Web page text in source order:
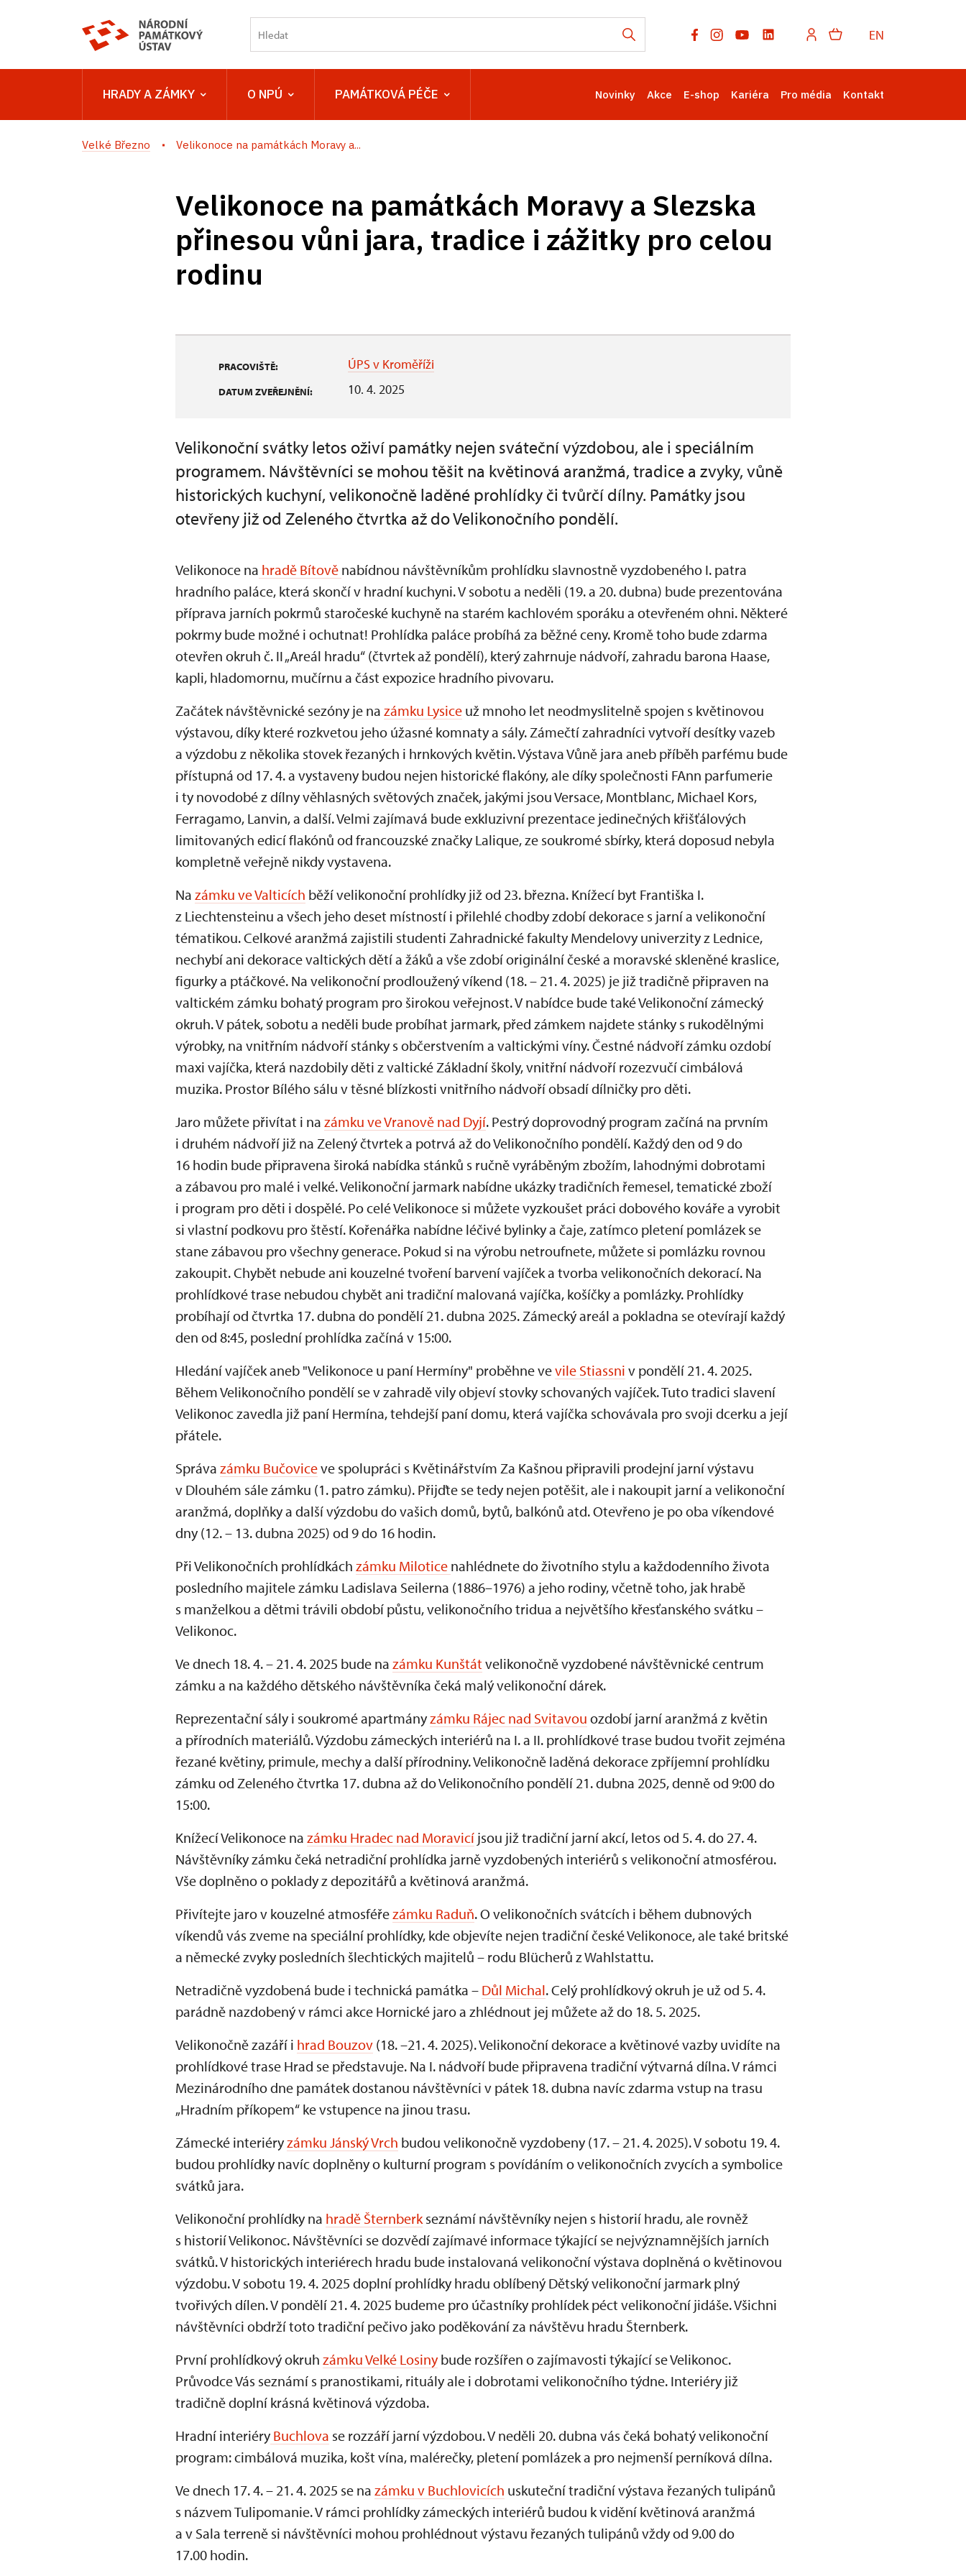
EN
HRADY A ZÁMKY O NPÚ PAMÁTKOVÁ PÉČE Novinky Akce E-shop Kariéra Pro média Kontakt
Velké Březno Velikonoce na památkách Moravy a...
Velikonoce na památkách Moravy a Slezska
přinesou vůni jara, tradice i zážitky pro celou
rodinu
PRACOVIŠTĚ: ÚPS v Kroměříži
DATUM ZVEŘEJNĚNÍ: 10. 4. 2025
Velikonoční svátky letos oživí památky nejen sváteční výzdobou, ale i speciálním
programem. Návštěvníci se mohou těšit na květinová aranžmá, tradice a zvyky, vůně
historických kuchyní, velikonočně laděné prohlídky či tvůrčí dílny. Památky jsou
otevřeny již od Zeleného čtvrtka až do Velikonočního pondělí.
Velikonoce na hradě Bítově nabídnou návštěvníkům prohlídku slavnostně vyzdobeného I. patra
hradního paláce, která skončí v hradní kuchyni. V sobotu a neděli (19. a 20. dubna) bude prezentována
příprava jarních pokrmů staročeské kuchyně na starém kachlovém sporáku a otevřeném ohni. Některé
pokrmy bude možné i ochutnat! Prohlídka paláce probíhá za běžné ceny. Kromě toho bude zdarma
otevřen okruh č. II „Areál hradu“ (čtvrtek až pondělí), který zahrnuje nádvoří, zahradu barona Haase,
kapli, hladomornu, mučírnu a část expozice hradního pivovaru.
Začátek návštěvnické sezóny je na zámku Lysice už mnoho let neodmyslitelně spojen s květinovou
výstavou, díky které rozkvetou jeho úžasné komnaty a sály. Zámečtí zahradníci vytvoří desítky vazeb
a výzdobu z několika stovek řezaných i hrnkových květin. Výstava Vůně jara aneb příběh parfému bude
přístupná od 17. 4. a vystaveny budou nejen historické flakóny, ale díky společnosti FAnn parfumerie
i ty novodobé z dílny věhlasných světových značek, jakými jsou Versace, Montblanc, Michael Kors,
Ferragamo, Lanvin, a další. Velmi zajímavá bude exkluzivní prezentace jedinečných křišťálových
limitovaných edicí flakónů od francouzské značky Lalique, ze soukromé sbírky, která doposud nebyla
kompletně veřejně nikdy vystavena.
Na zámku ve Valticích běží velikonoční prohlídky již od 23. března. Knížecí byt Františka I.
z Liechtensteinu a všech jeho deset místností i přilehlé chodby zdobí dekorace s jarní a velikonoční
tématikou. Celkové aranžmá zajistili studenti Zahradnické fakulty Mendelovy univerzity z Lednice,
nechybí ani dekorace valtických dětí a žáků a vše zdobí originální české a moravské skleněné kraslice,
figurky a ptáčkové. Na velikonoční prodloužený víkend (18. – 21. 4. 2025) je již tradičně připraven na
valtickém zámku bohatý program pro širokou veřejnost. V nabídce bude také Velikonoční zámecký
okruh. V pátek, sobotu a neděli bude probíhat jarmark, před zámkem najdete stánky s rukodělnými
výrobky, na vnitřním nádvoří stánky s občerstvením a valtickými víny. Čestné nádvoří zámku ozdobí
maxi vajíčka, která nazdobily děti z valtické Základní školy, vnitřní nádvoří rozezvučí cimbálová
muzika. Prostor Bílého sálu v těsné blízkosti vnitřního nádvoří obsadí dílničky pro děti.
Jaro můžete přivítat i na zámku ve Vranově nad Dyjí. Pestrý doprovodný program začíná na prvním
i druhém nádvoří již na Zelený čtvrtek a potrvá až do Velikonočního pondělí. Každý den od 9 do
16 hodin bude připravena široká nabídka stánků s ručně vyráběným zbožím, lahodnými dobrotami
a zábavou pro malé i velké. Velikonoční jarmark nabídne ukázky tradičních řemesel, tematické zboží
i program pro děti i dospělé. Po celé Velikonoce si můžete vyzkoušet práci dobového kováře a vyrobit
si vlastní podkovu pro štěstí. Kořenářka nabídne léčivé bylinky a čaje, zatímco pletení pomlázek se
stane zábavou pro všechny generace. Pokud si na výrobu netroufnete, můžete si pomlázku rovnou
zakoupit. Chybět nebude ani kouzelné tvoření barvení vajíček a tvorba velikonočních dekorací. Na
prohlídkové trase nebudou chybět ani tradiční malovaná vajíčka, košíčky a pomlázky. Prohlídky
probíhají od čtvrtka 17. dubna do pondělí 21. dubna 2025. Zámecký areál a pokladna se otevírají každý
den od 8:45, poslední prohlídka začíná v 15:00.
Hledání vajíček aneb "Velikonoce u paní Hermíny" proběhne vevile Stiassni v pondělí 21. 4. 2025.
Během Velikonočního pondělí se v zahradě vily objeví stovky schovaných vajíček. Tuto tradici slavení
Velikonoc zavedla již paní Hermína, tehdejší paní domu, která vajíčka schovávala pro svoji dcerku a její
přátele.
Správa zámku Bučoviceve spolupráci s Květinářstvím Za Kašnou připravili prodejní jarní výstavu
v Dlouhém sále zámku (1. patro zámku). Přijďte se tedy nejen potěšit, ale i nakoupit jarní a velikonoční
aranžmá, doplňky a další výzdobu do vašich domů, bytů, balkónů atd. Otevřeno je po oba víkendové
dny (12. – 13. dubna 2025) od 9 do 16 hodin.
Při Velikonočních prohlídkách zámku Milotice nahlédnete do životního stylu a každodenního života
posledního majitele zámku Ladislava Seilerna (1886–1976) a jeho rodiny, včetně toho, jak hrabě
s manželkou a dětmi trávili období půstu, velikonočního tridua a největšího křesťanského svátku –
Velikonoc.
Ve dnech 18. 4. – 21. 4. 2025 bude na zámku Kunštátvelikonočně vyzdobené návštěvnické centrum
zámku a na každého dětského návštěvníka čeká malý velikonoční dárek.
Reprezentační sály i soukromé apartmányzámku Rájec nad Svitavou ozdobí jarní aranžmá z květin
a přírodních materiálů. Výzdobu zámeckých interiérů na I. a II. prohlídkové trase budou tvořit zejména
řezané květiny, primule, mechy a další přírodniny. Velikonočně laděná dekorace zpříjemní prohlídku
zámku od Zeleného čtvrtka 17. dubna až do Velikonočního pondělí 21. dubna 2025, denně od 9:00 do
15:00.
Knížecí Velikonoce na zámku Hradec nad Moravicí jsou již tradiční jarní akcí, letos od 5. 4. do 27. 4.
Návštěvníky zámku čeká netradiční prohlídka jarně vyzdobených interiérů s velikonoční atmosférou.
Vše doplněno o poklady z depozitářů a květinová aranžmá.
Přivítejte jaro v kouzelné atmosféřezámku Raduň. O velikonočních svátcích i během dubnových
víkendů vás zveme na speciální prohlídky, kde objevíte nejen tradiční české Velikonoce, ale také britské
a německé zvyky posledních šlechtických majitelů – rodu Blücherů z Wahlstattu.
Netradičně vyzdobená bude i technická památka – Důl Michal. Celý prohlídkový okruh je už od 5. 4.
parádně nazdobený v rámci akce Hornické jaro a zhlédnout jej můžete až do 18. 5. 2025.
Velikonočně zazáří i hrad Bouzov (18. –21. 4. 2025). Velikonoční dekorace a květinové vazby uvidíte na
prohlídkové trase Hrad se představuje. Na I. nádvoří bude připravena tradiční výtvarná dílna. V rámci
Mezinárodního dne památek dostanou návštěvníci v pátek 18. dubna navíc zdarma vstup na trasu
„Hradním příkopem“ ke vstupence na jinou trasu.
Zámecké interiéryzámku Jánský Vrch budou velikonočně vyzdobeny (17. – 21. 4. 2025). V sobotu 19. 4.
budou prohlídky navíc doplněny o kulturní program s povídáním o velikonočních zvycích a symbolice
svátků jara.
Velikonoční prohlídky na hradě Šternberkseznámí návštěvníky nejen s historií hradu, ale rovněž
s historií Velikonoc. Návštěvníci se dozvědí zajímavé informace týkající se nejvýznamnějších jarních
svátků. V historických interiérech hradu bude instalovaná velikonoční výstava doplněná o květinovou
výzdobu. V sobotu 19. 4. 2025 doplní prohlídky hradu oblíbený Dětský velikonoční jarmark plný
tvořivých dílen. V pondělí 21. 4. 2025 budeme pro účastníky prohlídek péct velikonoční jidáše. Všichni
návštěvníci obdrží toto tradiční pečivo jako poděkování za návštěvu hradu Šternberk.
První prohlídkový okruh zámku Velké Losinybude rozšířen o zajímavosti týkající se Velikonoc.
Průvodce Vás seznámí s pranostikami, rituály ale i dobrotami velikonočního týdne. Interiéry již
tradičně doplní krásná květinová výzdoba.
Hradní interiéry Buchlova se rozzáří jarní výzdobou. V neděli 20. dubna vás čeká bohatý velikonoční
program: cimbálová muzika, košt vína, malérečky, pletení pomlázek a pro nejmenší perníková dílna.
Ve dnech 17. 4. – 21. 4. 2025 se na zámku v Buchlovicích uskuteční tradiční výstava řezaných tulipánů
s názvem Tulipomanie. V rámci prohlídky zámeckých interiérů budou k vidění květinová aranžmá
a v Sala terreně si návštěvníci mohou prohlédnout výstavu řezaných tulipánů vždy od 9.00 do
17.00 hodin.